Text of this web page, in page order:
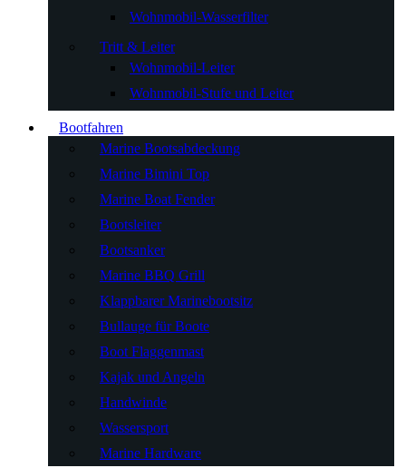
Wohnmobil-Wasserfilter
Tritt & Leiter
Wohnmobil-Leiter
Wohnmobil-Stufe und Leiter
Bootfahren
Marine Bootsabdeckung
Marine Bimini Top
Marine Boat Fender
Bootsleiter
Bootsanker
Marine BBQ Grill
Klappbarer Marinebootsitz
Bullauge für Boote
Boot Flaggenmast
Kajak und Angeln
Handwinde
Wassersport
Marine Hardware